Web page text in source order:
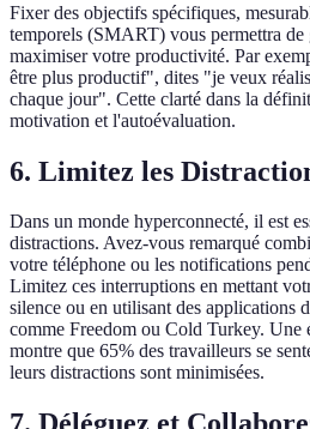
Fixer des objectifs spécifiques,
temporels (SMART) vous permettra de
maximiser votre productivité. Par
être plus productif", dites "je veux
chaque jour". Cette clarté dans la
motivation et l'autoévaluation.
6. Limitez les
Dans un monde hyperconnecté, il est
distractions. Avez-vous remarqué
votre téléphone ou les notifications
Limitez ces interruptions en mettant
silence ou en utilisant des applications
comme Freedom ou Cold Turkey. Une
montre que 65% des travailleurs se
leurs distractions sont minimisées.